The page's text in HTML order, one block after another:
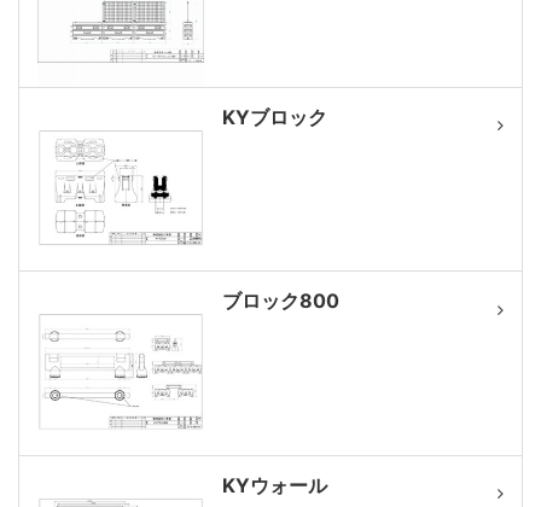
KYブロック
ブロック800
KYウォール